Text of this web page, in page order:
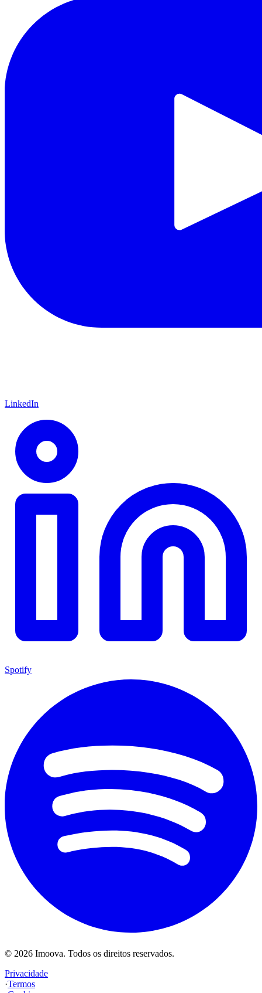
LinkedIn
Spotify
© 2026 Imoova. Todos os direitos reservados.
Privacidade
·Termos